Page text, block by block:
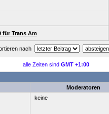
für Trans Am
nach
alle Zeiten sind GMT +1:00
Moderatoren
keine